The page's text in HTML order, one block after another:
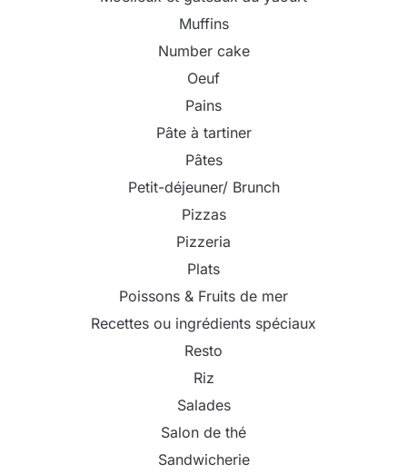
Muffins
Number cake
Oeuf
Pains
Pâte à tartiner
Pâtes
Petit-déjeuner/ Brunch
Pizzas
Pizzeria
Plats
Poissons & Fruits de mer
Recettes ou ingrédients spéciaux
Resto
Riz
Salades
Salon de thé
Sandwicherie